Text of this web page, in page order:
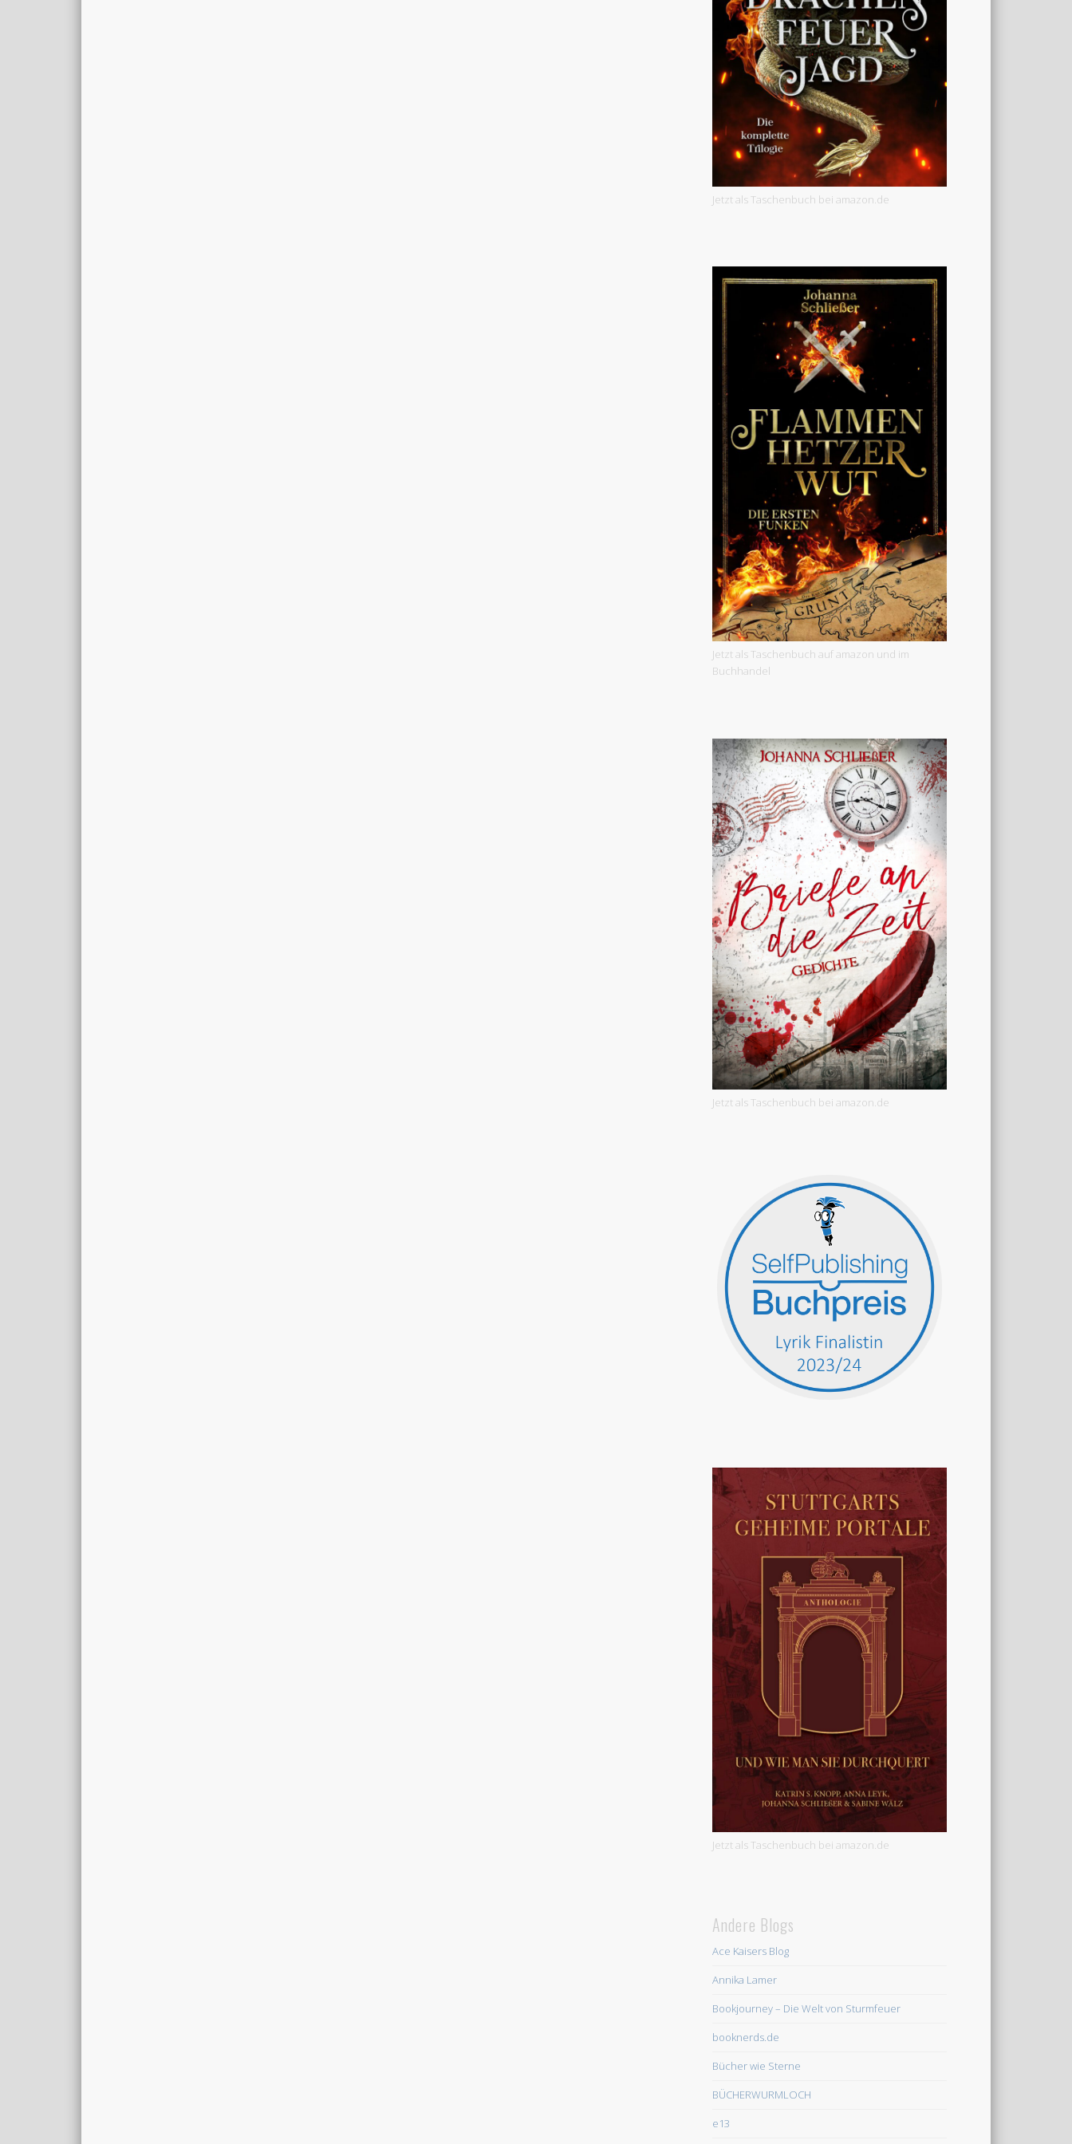
Jetzt als Taschenbuch bei amazon.de
Jetzt als Taschenbuch auf amazon und im
Buchhandel
Jetzt als Taschenbuch bei amazon.de
Jetzt als Taschenbuch bei amazon.de
Andere Blogs
Ace Kaisers Blog
Annika Lamer
Bookjourney – Die Welt von Sturmfeuer
booknerds.de
Bücher wie Sterne
BÜCHERWURMLOCH
e13